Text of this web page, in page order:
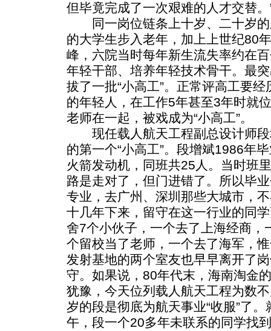
但毕竟完成了一次艰难的人才交替。
同一岗位链条上十岁、二十岁的
的大学生步入老年，加上上世纪80
峰，六院当时每年新生流失率约在
年轻干部、培养年轻技术骨干。最
拔了一批“小高工”。正常评高工要
的年轻人，在工作5年甚至3年时就
老师在一起，被戏成为“小高工”。
现任载人航天工程副总设计师段
的第一个“小高工”。段增斌1986年
火箭发动机，同班共25人。当时班
路是走对了，但门进错了。所以毕
专业，去广州、深圳那些大城市，
十几年下来，留守在这一行业的同
舍7个小伙子，一个去了上海经商，
个留校当了老师，一个去了海军，
发射基地的两个室友也早早离开了
守。如果说，80年代末，海南淘金
犹豫，今天位列载人航天工程为数
岁的段是彻底为航天事业“收服”了。
午，段一个20多年未联系的同学找